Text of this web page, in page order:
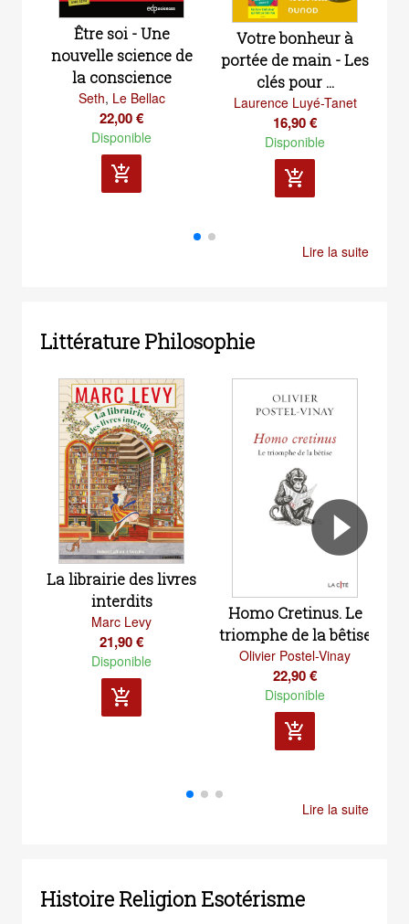
Être soi - Une
nouvelle science de
la conscience
Seth, Le Bellac
22,00 €
Disponible
add_shopping_cart
Votre bonheur à
portée de main - Les
clés pour ...
Laurence Luyé-Tanet
16,90 €
Disponible
add_shopping_cart
Lire la suite
Littérature Philosophie
La librairie des livres
interdits
Marc Levy
21,90 €
Disponible
add_shopping_cart
Homo Cretinus. Le
triomphe de la bêtise
Olivier Postel-Vinay
22,90 €
Disponible
add_shopping_cart
Lire la suite
Histoire Religion Esotérisme